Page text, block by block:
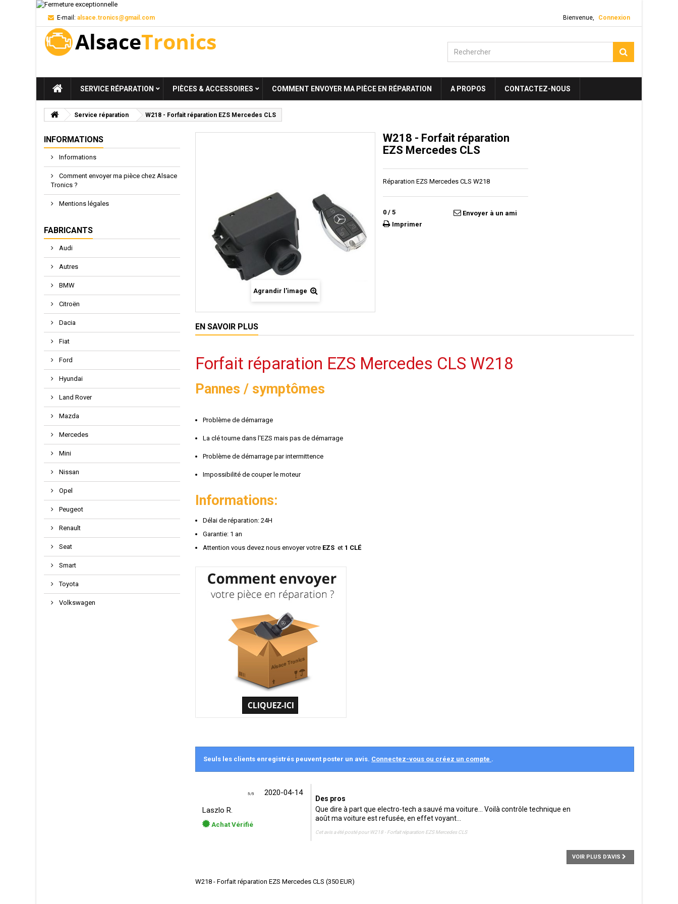
Bienvenue, Connexion
E-mail: alsace.tronics@gmail.com
SERVICE RÉPARATION PIÈCES & ACCESSOIRES COMMENT ENVOYER MA PIÈCE EN RÉPARATION A PROPOS CONTACTEZ-NOUS
Service réparation W218 - Forfait réparation EZS Mercedes CLS
INFORMATIONS
Informations
Comment envoyer ma pièce chez Alsace
Tronics ?
Mentions légales
FABRICANTS
Audi
Autres
BMW
Citroën
Dacia
Fiat
Ford
Hyundai
Land Rover
Mazda
Mercedes
Mini
Nissan
Opel
Peugeot
Renault
Seat
Smart
Toyota
Volkswagen
Agrandir l'image
W218 - Forfait réparation
EZS Mercedes CLS
Réparation EZS Mercedes CLS W218
0 / 5
Envoyer à un ami
Imprimer
EN SAVOIR PLUS
Forfait réparation EZS Mercedes CLS W218
Pannes / symptômes
Problème de démarrage
La clé tourne dans l'EZS mais pas de démarrage
Problème de démarrage par intermittence
Impossibilité de couper le moteur
Informations:
Délai de réparation: 24H
Garantie: 1 an
Attention vous devez nous envoyer votre EZS et 1 CLÉ
Seuls les clients enregistrés peuvent poster un avis. Connectez-vous ou créez un compte .
5/5
2020-04-14
Laszlo R.
Achat Vérifié
Des pros
Que dire à part que electro-tech a sauvé ma voiture... Voilà contrôle technique en
août ma voiture est refusée, en effet voyant...
Cet avis a été posté pour W218 - Forfait réparation EZS Mercedes CLS
VOIR PLUS D'AVIS
W218 - Forfait réparation EZS Mercedes CLS (350 EUR)